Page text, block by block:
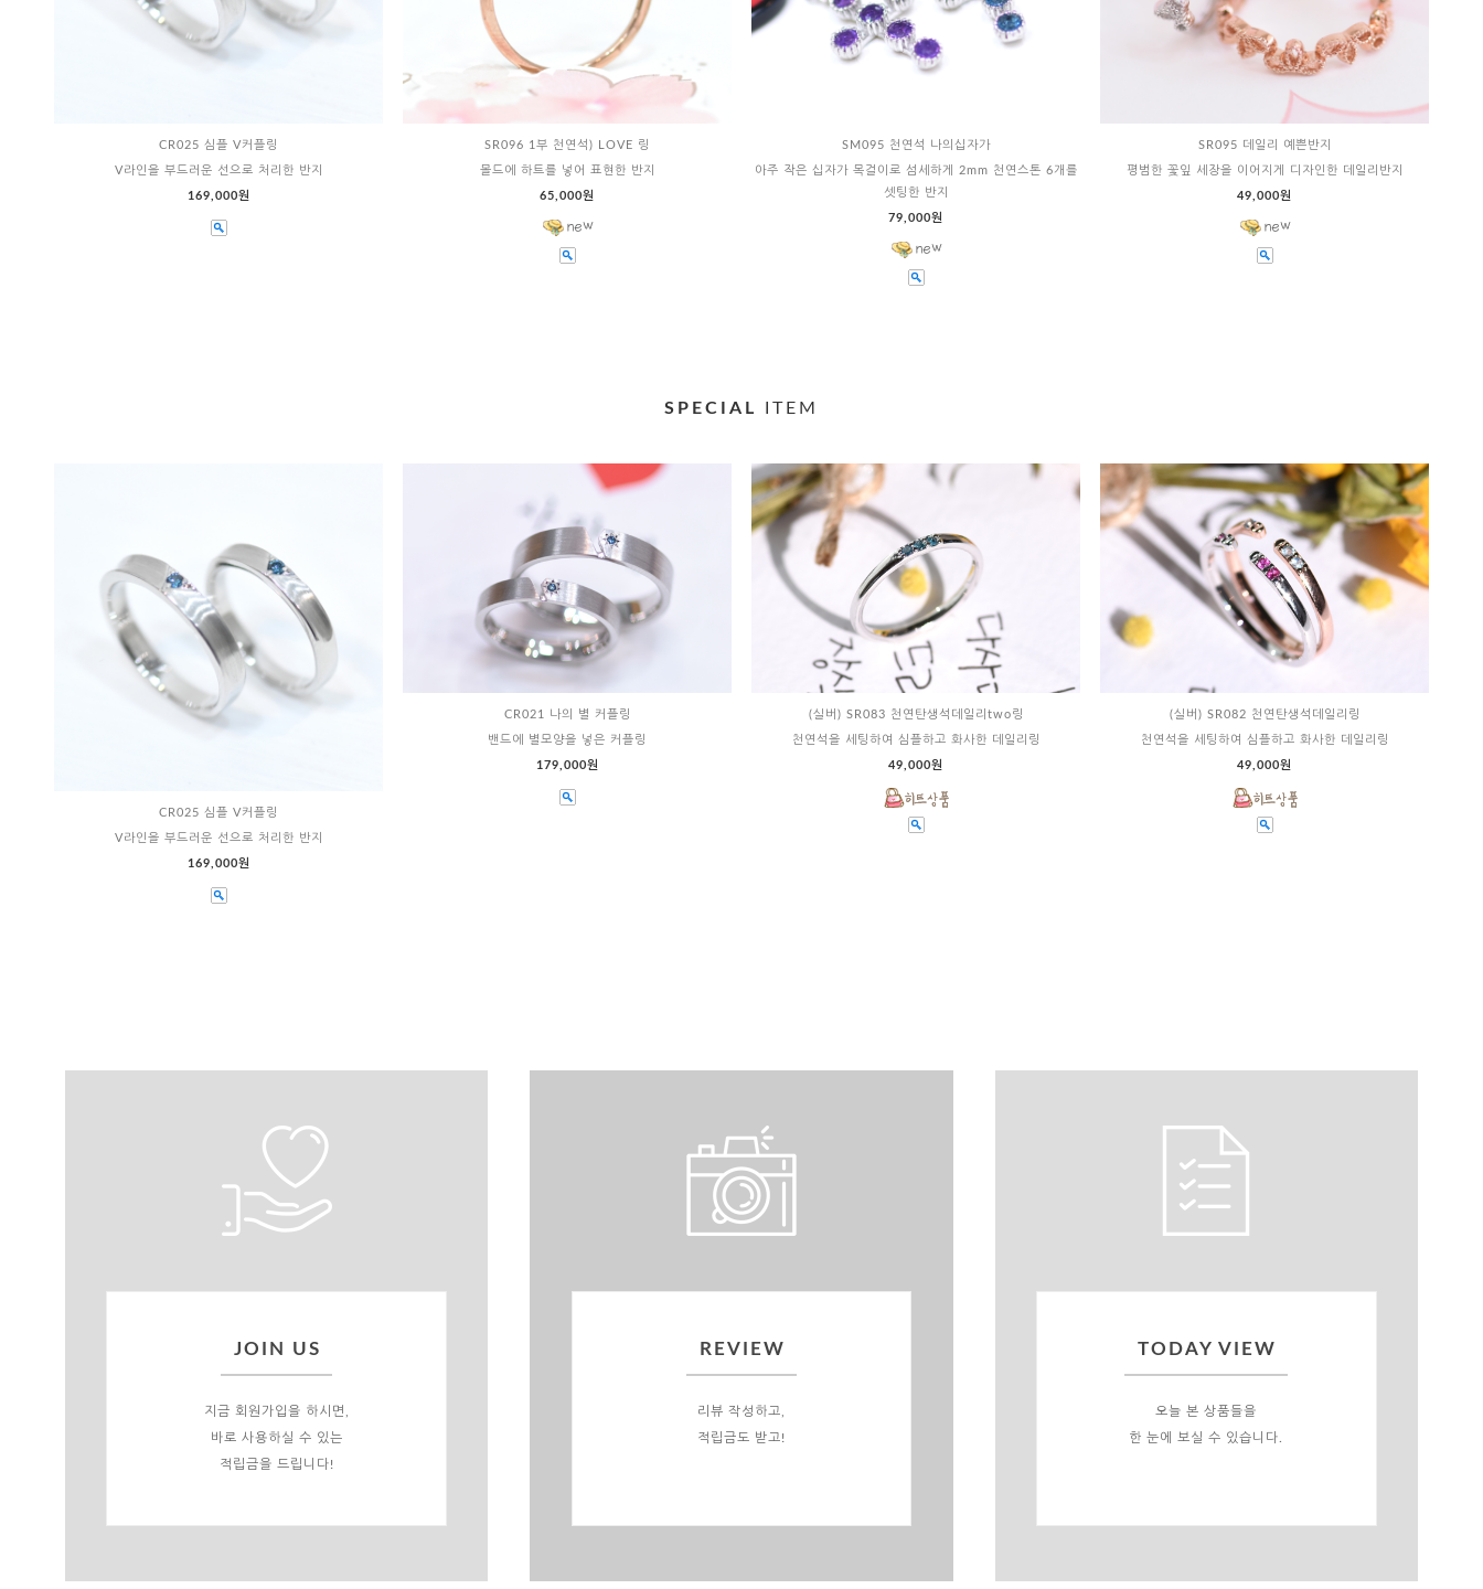
CR025 심플 V커플링
V라인을 부드러운 선으로 처리한 반지
169,000원
SR096 1부 천연석) LOVE 링
몰드에 하트를 넣어 표현한 반지
65,000원
SM095 천연석 나의십자가
아주 작은 십자가 목걸이로 섬세하게 2mm 천연스톤 6개를
셋팅한 반지
79,000원
SR095 데일리 예쁜반지
평범한 꽃잎 세장을 이어지게 디자인한 데일리반지
49,000원
SPECIAL ITEM
CR025 심플 V커플링
V라인을 부드러운 선으로 처리한 반지
169,000원
CR021 나의 별 커플링
밴드에 별모양을 넣은 커플링
179,000원
(실버) SR083 천연탄생석데일리two링
천연석을 세팅하여 심플하고 화사한 데일리링
49,000원
(실버) SR082 천연탄생석데일리링
천연석을 세팅하여 심플하고 화사한 데일리링
49,000원
JOIN US
지금 회원가입을 하시면,
바로 사용하실 수 있는
적립금을 드립니다!
REVIEW
리뷰 작성하고,
적립금도 받고!
TODAY VIEW
오늘 본 상품들을
한 눈에 보실 수 있습니다.